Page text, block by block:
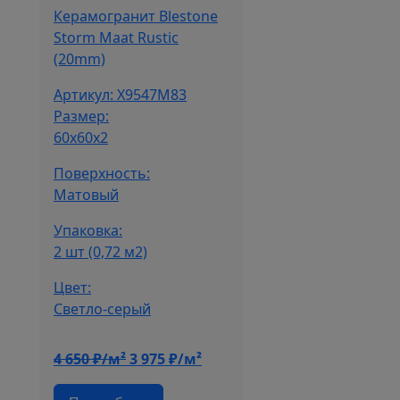
Керамогранит Blestone
Storm Maat Rustic
(20mm)
Артикул: X9547M83
Размер:
60x60x2
Поверхность:
Матовый
Упаковка:
2 шт (0,72 м2)
Цвет:
Cветло-серый
4 650₽/м²Первоначальная
цена
3 975₽/м²Текущая